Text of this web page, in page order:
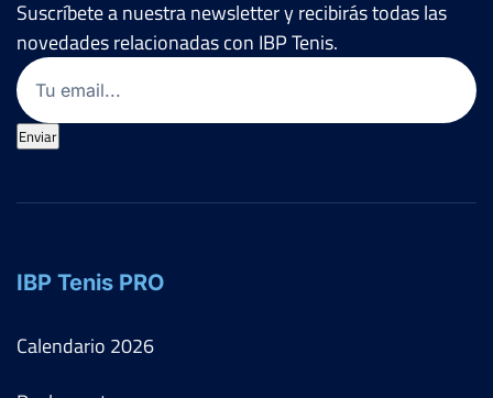
Suscríbete a nuestra newsletter y recibirás todas las
novedades relacionadas con IBP Tenis.
Email
Enviar
IBP Tenis PRO
Calendario 2026